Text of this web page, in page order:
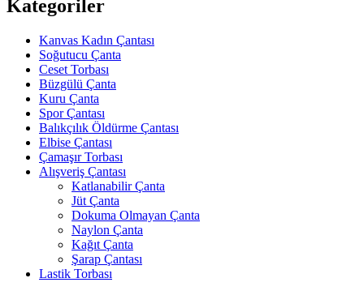
Kategoriler
Kanvas Kadın Çantası
Soğutucu Çanta
Ceset Torbası
Büzgülü Çanta
Kuru Çanta
Spor Çantası
Balıkçılık Öldürme Çantası
Elbise Çantası
Çamaşır Torbası
Alışveriş Çantası
Katlanabilir Çanta
Jüt Çanta
Dokuma Olmayan Çanta
Naylon Çanta
Kağıt Çanta
Şarap Çantası
Lastik Torbası